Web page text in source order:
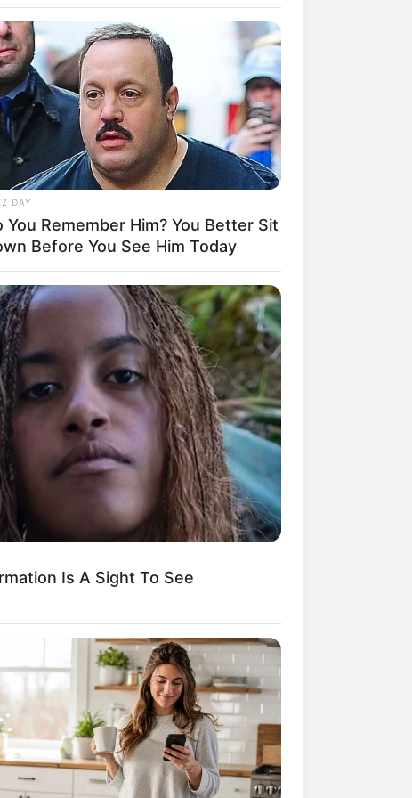
über der Saale.
Hummelshain (Kahla und
DAY
You Remember Him? You Better Sit
Before You See Him Today
Is A Sight To See
Burial Of A Gypsy Tycoon
ARE MADE
For Jenna Bush Hager, 43. She
Been Confirmed To Be...!
React On Camera Quite Like This